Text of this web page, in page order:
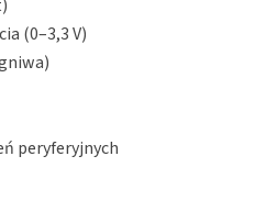
(0–3,3 V)
peryferyjnych